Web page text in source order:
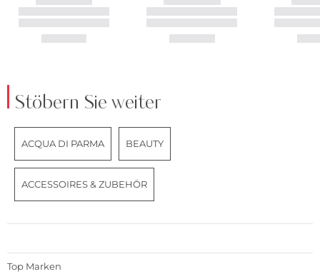
Stöbern Sie weiter
ACQUA DI PARMA BEAUTY
ACCESSOIRES & ZUBEHÖR
Top Marken